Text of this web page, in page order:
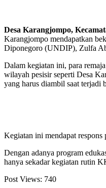
Desa Karangjompo,
Karangjompo mendapatkan
Diponegoro (UNDIP), Zulfa
Dalam kegiatan ini, para
wilayah pesisir seperti Desa
yang harus diambil saat terjadi
Kegiatan ini mendapat respons
Dengan adanya program
hanya sekadar kegiatan rutin
Post Views: 740